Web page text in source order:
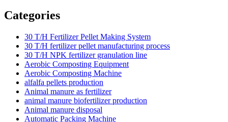
Categories
30 T/H Fertilizer Pellet Making System
30 T/H fertilizer pellet manufacturing process
30 T/H NPK fertilizer granulation line
Aerobic Composting Equipment
Aerobic Composting Machine
alfalfa pellets production
Animal manure as fertilizer
animal manure biofertilizer production
Animal manure disposal
Automatic Packing Machine